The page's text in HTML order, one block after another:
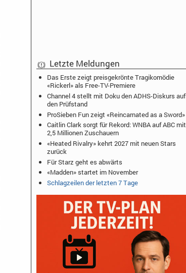
Letzte Meldungen
Das Erste zeigt preisgekrönte Tragikomödie
«Rickerl» als Free-TV-Premiere
Channel 4 stellt mit Doku den ADHS-Diskurs auf
den Prüfstand
ProSieben Fun zeigt «Reincarnated as a Sword»
Caitlin Clark sorgt für Rekord: WNBA auf ABC mit
2,5 Millionen Zuschauern
«Heated Rivalry» kehrt 2027 mit neuen Stars
zurück
Für Starz geht es abwärts
«Madden» startet im November
Schlagzeilen der letzten 7 Tage